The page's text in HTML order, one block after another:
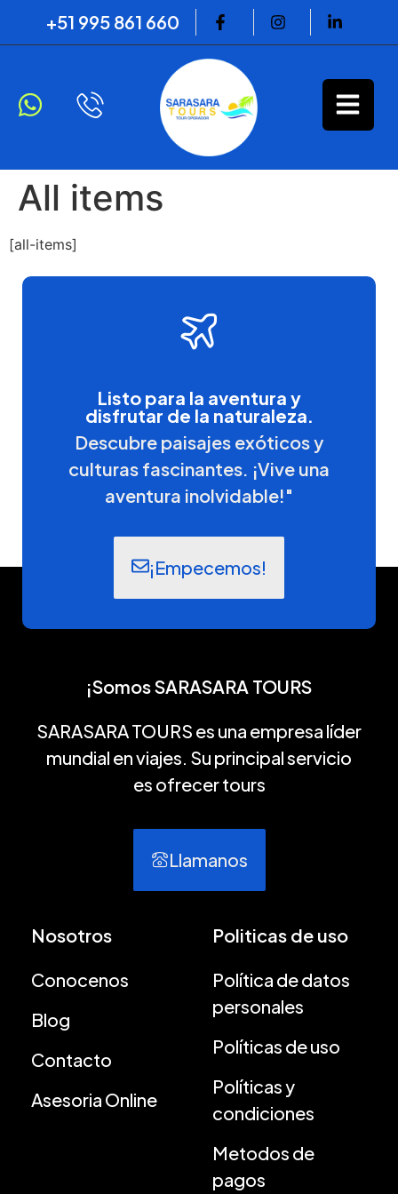
+51 995 861 660
All items
[all-items]
Listo para la aventura y
disfrutar de la naturaleza.
Descubre paisajes exóticos y
culturas fascinantes. ¡Vive una
aventura inolvidable!"
¡Empecemos!
¡Somos SARASARA TOURS
SARASARA TOURS es una empresa líder
mundial en viajes. Su principal servicio
es ofrecer tours
Llamanos
Nosotros
Conocenos
Blog
Contacto
Asesoria Online
Politicas de uso
Política de datos
personales
Políticas de uso
Políticas y
condiciones
Metodos de
pagos